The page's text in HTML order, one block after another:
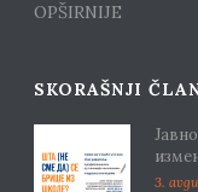
OPŠIRNIJE
SKORAŠNJI
3.